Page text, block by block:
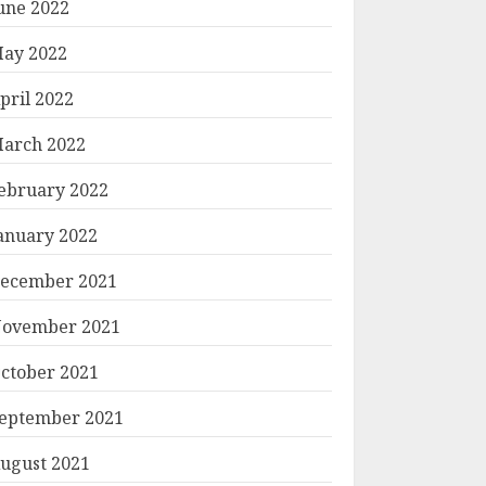
2022
2022
2022
2022
2022
2022
2021
2021
2021
2021
2021